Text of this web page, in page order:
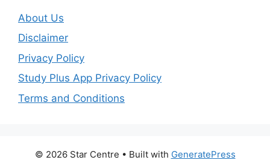
About Us
Disclaimer
Privacy Policy
Study Plus App Privacy Policy
Terms and Conditions
© 2026 Star Centre • Built with GeneratePress